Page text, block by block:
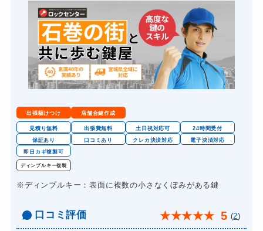
出張駆けつけ 店舗合鍵作成
見積り無料 出張費無料 土日祝対応可
24時間受付
保証あり
口コミあり クレカ決済対応
電子決済対応
即日カギ複製可
ディンプルキー複製
※ディンプルキー：表面に複数の小さなくぼみがある鍵
口コミ評価 ★★★★★ 5 (2)